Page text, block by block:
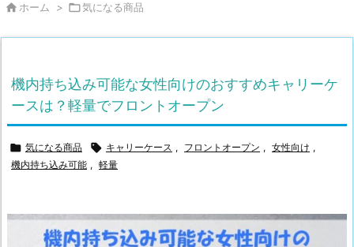
ホーム > 気になる商品
機内持ち込み可能な女性向けのおすすめキャリーケ
ースは？軽量でフロントオープン
 気になる商品  キャリーケース , フロントオープン , 女性向け ,
機内持ち込み可能 , 軽量